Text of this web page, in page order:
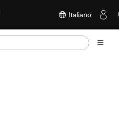
Italiano